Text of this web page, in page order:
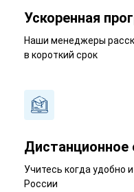
Ускоренная
Наши менеджеры
в короткий срок
Дистанционное
Учитесь когда удобно
России